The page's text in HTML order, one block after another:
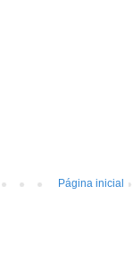
Página inicial